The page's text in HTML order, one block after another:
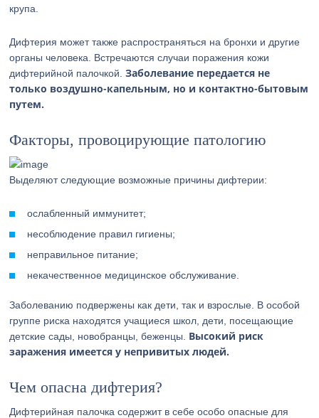
крупа.
Дифтерия может также распространяться на бронхи и другие
органы человека. Встречаются случаи поражения кожи
дифтерийной палочкой.Заболевание передается не
только воздушно-капельным, но и контактно-бытовым
путем.
Факторы, провоцирующие патологию
Выделяют следующие возможные причины дифтерии:
ослабленный иммунитет;
несоблюдение правил гигиены;
неправильное питание;
некачественное медицинское обслуживание.
Заболеванию подвержены как дети, так и взрослые. В особой
группе риска находятся учащиеся школ, дети, посещающие
детские сады, новобранцы, беженцы. Высокий риск
заражения имеется у непривитых людей.
Чем опасна дифтерия?
Дифтерийная палочка содержит в себе особо опасные для